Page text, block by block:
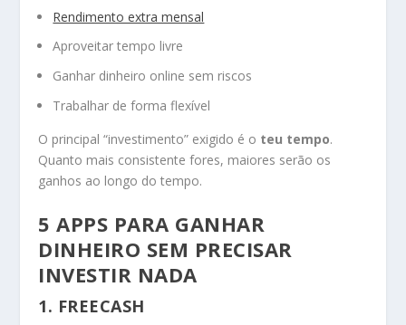
Rendimento extra mensal
Aproveitar tempo livre
Ganhar dinheiro online sem riscos
Trabalhar de forma flexível
O principal “investimento” exigido é o teu tempo.
Quanto mais consistente fores, maiores serão os
ganhos ao longo do tempo.
5 APPS PARA GANHAR
DINHEIRO SEM PRECISAR
INVESTIR NADA
1. FREECASH